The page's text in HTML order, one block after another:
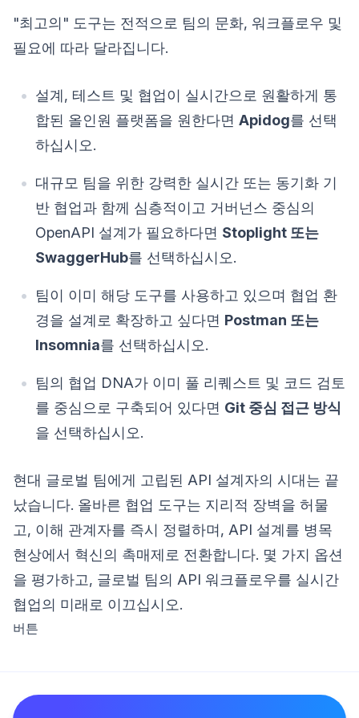
"최고의" 도구는 전적으로 팀의 문화, 워크플로우 및
필요에 따라 달라집니다.
설계, 테스트 및 협업이 실시간으로 원활하게 통
합된 올인원 플랫폼을 원한다면 Apidog를 선택
하십시오.
대규모 팀을 위한 강력한 실시간 또는 동기화 기
반 협업과 함께 심층적이고 거버넌스 중심의
OpenAPI 설계가 필요하다면 Stoplight 또는
SwaggerHub를 선택하십시오.
팀이 이미 해당 도구를 사용하고 있으며 협업 환
경을 설계로 확장하고 싶다면 Postman 또는
Insomnia를 선택하십시오.
팀의 협업 DNA가 이미 풀 리퀘스트 및 코드 검토
를 중심으로 구축되어 있다면 Git 중심 접근 방식
을 선택하십시오.
현대 글로벌 팀에게 고립된 API 설계자의 시대는 끝
났습니다. 올바른 협업 도구는 지리적 장벽을 허물
고, 이해 관계자를 즉시 정렬하며, API 설계를 병목
현상에서 혁신의 촉매제로 전환합니다. 몇 가지 옵션
을 평가하고, 글로벌 팀의 API 워크플로우를 실시간
협업의 미래로 이끄십시오.
버튼